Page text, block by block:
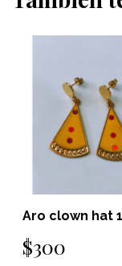
Aro clown hat
$300